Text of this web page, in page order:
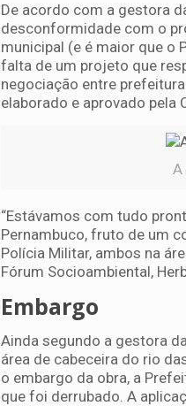
De acordo com a gestora
desconformidade com o
municipal (e é maior que o
falta de um projeto que
negociação entre
elaborado e aprovado pela
A
“Estávamos com tudo
Pernambuco, fruto de um
Polícia Militar, ambos na
Fórum Socioambiental,
Embargo
Ainda segundo a gestora
área de cabeceira do rio
o embargo da obra, a
que foi derrubado. A